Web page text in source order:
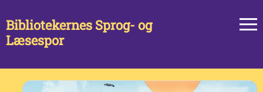
Bibliotekernes Sprog- og
Læsespor